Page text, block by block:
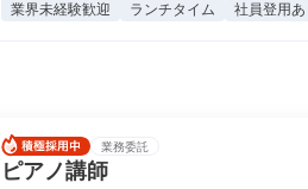
業界未経験歓迎 ランチタイム 社員登用あ
業務委託
ピアノ講師